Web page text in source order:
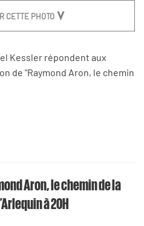
CETTE PHOTO
Kessler répondent aux
de "Raymond Aron, le chemin
Aron, le chemin de la
à 20H